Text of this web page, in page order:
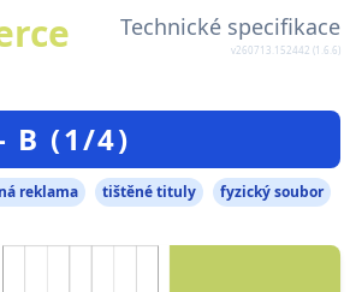
Technické specifikace
v260713.152442 (1.6.6)
B (1/4)
reklama tištěné tituly fyzický soubor